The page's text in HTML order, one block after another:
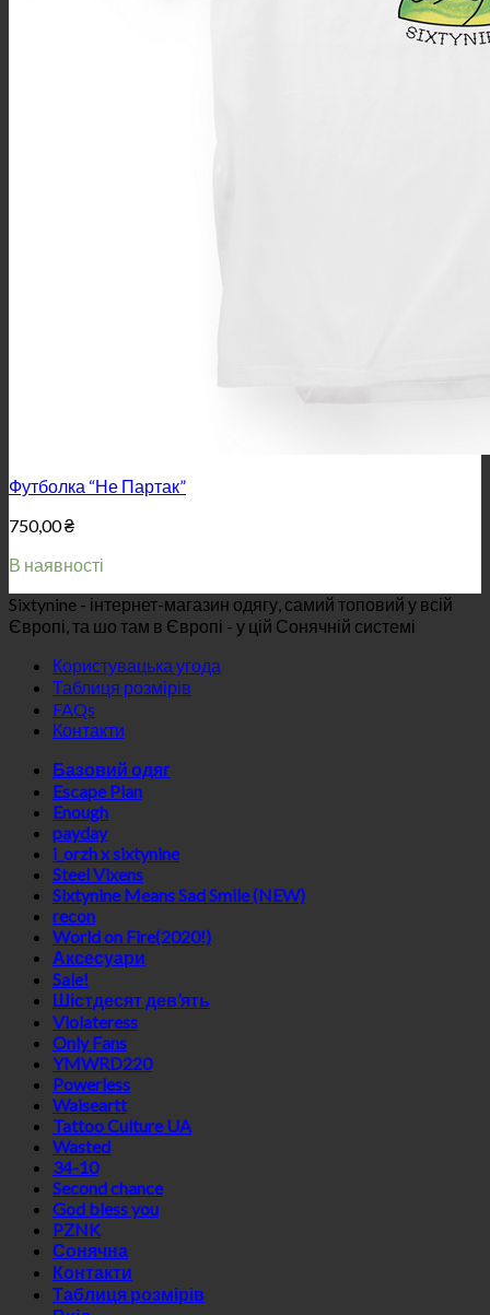
Футболка “Не Партак”
750,00₴
В наявності
Sixtynine - інтернет-магазин одягу, самий топовий у всій
Європі, та шо там в Європі - у цій Сонячній системі
Користувацька угода
Таблиця розмірів
FAQs
Контакти
Базовий одяг
Escape Plan
Enough
payday
i_orzh x sixtynine
Steel Vixens
Sixtynine Means Sad Smile (NEW)
recon
World on Fire(2020!)
Аксесуари
Sale!
Шістдесят дев’ять
Violateress
Only Fans
YMWRD220
Powerless
Waiseartt
Tattoo Culture UA
Wasted
34-10
Second chance
God bless you
PZNK
Сонячна
Контакти
Таблиця розмірів